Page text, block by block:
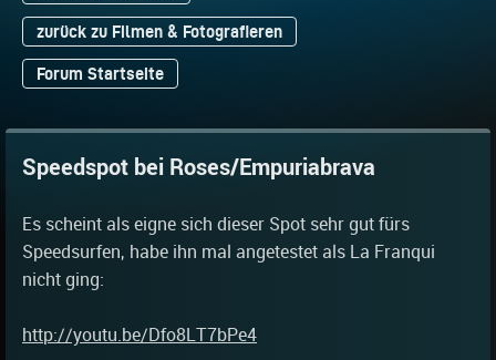
zurück zu Filmen & Fotografieren
Forum Startseite
Speedspot bei Roses/Empuriabrava
Es scheint als eigne sich dieser Spot sehr gut fürs
Speedsurfen, habe ihn mal angetestet als La Franqui
nicht ging:
http://youtu.be/Dfo8LT7bPe4